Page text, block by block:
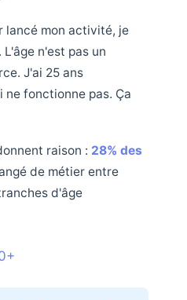
lancé mon activité, je
n'est pas un
J'ai 25 ans
ne fonctionne pas. Ça
raison : 28% des
de métier entre
d'âge